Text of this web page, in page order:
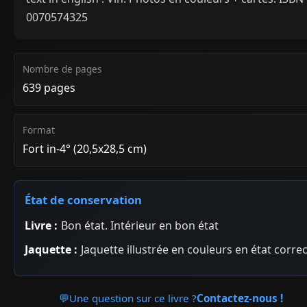
0070574325
Nombre de pages
639 pages
Format
Fort in-4° (20,5x28,5 cm)
État de conservation
Livre : Bon état. Intérieur en bon état
Jaquette : Jaquette illustrée en couleurs en état
💬Une question sur ce livre ?Contactez-nous !